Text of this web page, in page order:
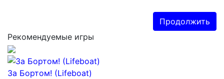
Продолжить
Рекомендуемые игры
За Бортом! (Lifeboat)